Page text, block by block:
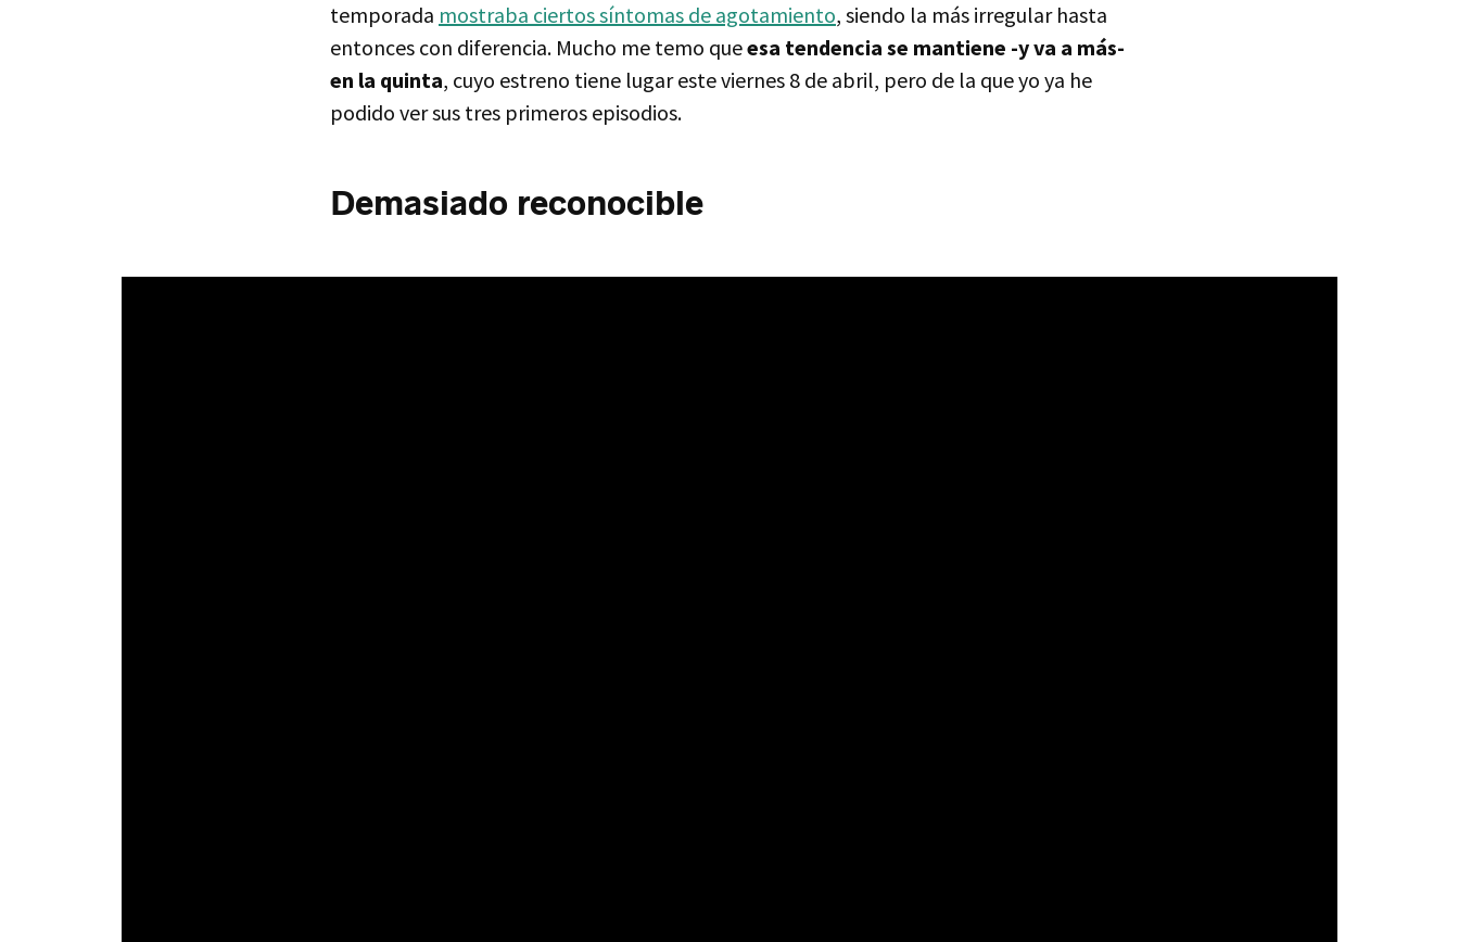
temporada mostraba ciertos síntomas de agotamiento, siendo la más irregular hasta
entonces con diferencia. Mucho me temo queesa tendencia se mantiene -y va a más-
en la quinta, cuyo estreno tiene lugar este viernes 8 de abril, pero de la que yo ya he
podido ver sus tres primeros episodios.
Demasiado reconocible